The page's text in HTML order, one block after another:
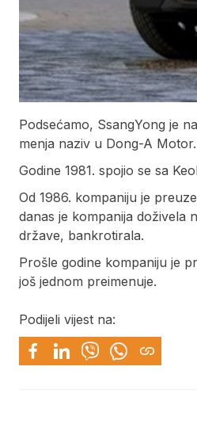
Podsećamo, SsangYong je
menja naziv u Dong-A Motor.
Godine 1981. spojio se sa
Od 1986. kompaniju je
danas je kompanija doživela
države, bankrotirala.
Prošle godine kompaniju je
još jednom preimenuje.
Podijeli vijest na: